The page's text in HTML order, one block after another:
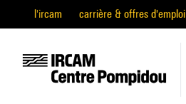
l'ircam carrière & offres d'emploi